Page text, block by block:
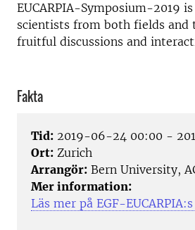
EUCARPIA-Symposium-2019
scientists from both fields and
fruitful discussions and
Fakta
Tid: 2019-06-24 00:00 -
Ort: Zurich
Arrangör: Bern University,
Mer information:
Läs mer på EGF-